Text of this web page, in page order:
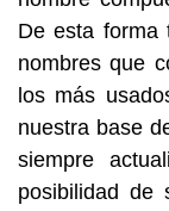
De esta forma
nombres que
los más
nuestra base
siempre
posibilidad de